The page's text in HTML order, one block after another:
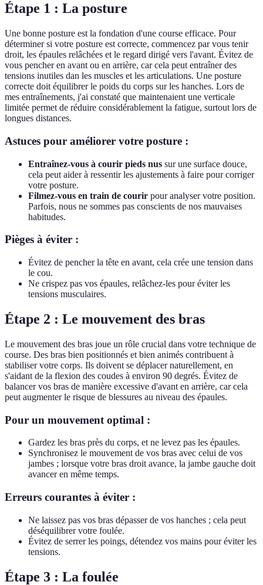
Étape 1 : La posture
Une bonne posture est la fondation d'une course efficace. Pour
déterminer si votre posture est correcte, commencez par vous tenir
droit, les épaules relâchées et le regard dirigé vers l'avant. Évitez de
vous pencher en avant ou en arrière, car cela peut entraîner des
tensions inutiles dan les muscles et les articulations. Une posture
correcte doit équilibrer le poids du corps sur les hanches. Lors de
mes entraînements, j'ai constaté que maintenaient une verticale
limitée permet de réduire considérablement la fatigue, surtout lors de
longues distances.
Astuces pour améliorer votre posture :
Entraînez-vous à courir pieds nus sur une surface douce,
cela peut aider à ressentir les ajustements à faire pour corriger
votre posture.
Filmez-vous en train de courir pour analyser votre position.
Parfois, nous ne sommes pas conscients de nos mauvaises
habitudes.
Pièges à éviter :
Évitez de pencher la tête en avant, cela crée une tension dans
le cou.
Ne crispez pas vos épaules, relâchez-les pour éviter les
tensions musculaires.
Étape 2 : Le mouvement des bras
Le mouvement des bras joue un rôle crucial dans votre technique de
course. Des bras bien positionnés et bien animés contribuent à
stabiliser votre corps. Ils doivent se déplacer naturellement, en
s'aidant de la flexion des coudes à environ 90 degrés. Évitez de
balancer vos bras de manière excessive d'avant en arrière, car cela
peut augmenter le risque de blessures au niveau des épaules.
Pour un mouvement optimal :
Gardez les bras près du corps, et ne levez pas les épaules.
Synchronisez le mouvement de vos bras avec celui de vos
jambes ; lorsque votre bras droit avance, la jambe gauche doit
avancer en même temps.
Erreurs courantes à éviter :
Ne laissez pas vos bras dépasser de vos hanches ; cela peut
déséquilibrer votre foulée.
Évitez de serrer les poings, détendez vos mains pour éviter les
tensions.
Étape 3 : La foulée